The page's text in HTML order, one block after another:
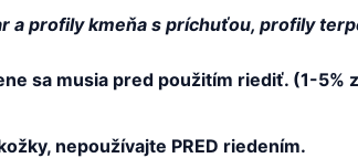
a profily kmeňa s príchuťou, profily
sa musia pred použitím riediť. (1-5%
nepoužívajte PRED riedením.